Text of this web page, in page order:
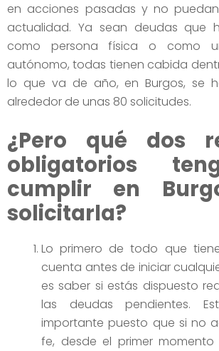
en acciones pasadas y no
actualidad. Ya sean deudas que
como persona física o como
autónomo, todas tienen cabida
lo que va de año, en Burgos, se
alrededor de unas 80 solicitudes.
¿Pero qué dos
obligatorios
cumplir en
solicitarla?
Lo primero de todo que
cuenta antes de iniciar
es saber si estás dispuesto
las deudas pendientes.
importante puesto que si no
fe, desde el primer